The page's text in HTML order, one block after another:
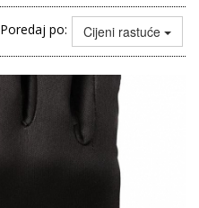
Poredaj po: Cijeni rastuće